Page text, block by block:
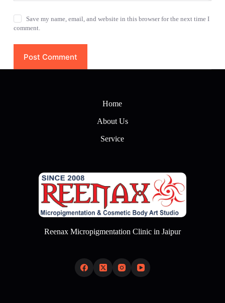
Save my name, email, and website in this browser for the next time I
comment.
Post Comment
Home
About Us
Service
Reenax Micropigmentation Clinic in Jaipur